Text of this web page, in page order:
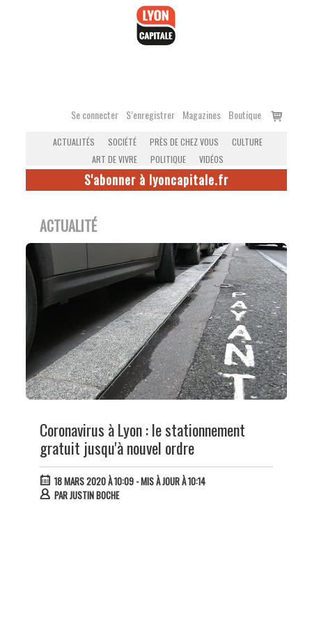
Se connecter S’enregistrer Magazines Boutique
Voir
ACTUALITÉS SOCIÉTÉ PRÈS DE CHEZ VOUS
CULTURE
ART DE VIVRE
POLITIQUE VIDÉOS
S'abonner à lyoncapitale.fr
ACTUALITÉ
Coronavirus à Lyon : le stationnement
gratuit jusqu'à nouvel ordre
18 MARS 2020 À 10:09- MIS À JOUR À 10:14
PARJUSTIN BOCHE